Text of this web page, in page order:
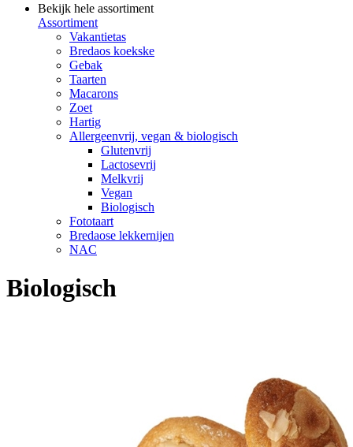
Bekijk hele assortiment
Assortiment
Vakantietas
Bredaos koekske
Gebak
Taarten
Macarons
Zoet
Hartig
Allergeenvrij, vegan & biologisch
Glutenvrij
Lactosevrij
Melkvrij
Vegan
Biologisch
Fototaart
Bredaose lekkernijen
NAC
Biologisch